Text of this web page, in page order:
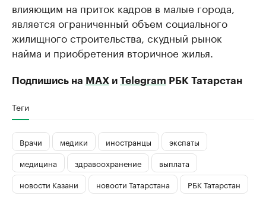
влияющим на приток кадров в малые города,
является ограниченный объем социального
жилищного строительства, скудный рынок
найма и приобретения вторичное жилья.
Подпишись на MAX и Telegram РБК Татарстан
Теги
Врачи медики иностранцы
экспаты
медицина
здравоохранение
выплата
новости Казани
новости Татарстана РБК Татарстан